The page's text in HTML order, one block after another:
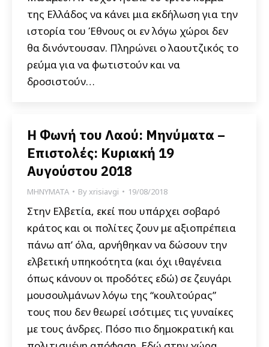
της Ελλάδος να κάνει μια εκδήλωση για την
ιστορία του Έθνους οι εν λόγω χώροι δεν
θα δινόντουσαν. Πληρώνει ο λαουτζικός το
ρεύμα για να φωτιστούν και να
δροσιστούν…
Η Φωνή του Λαού: Μηνύματα –
Επιστολές: Κυριακή 19
Αυγούστου 2018
ΜΗΝΥΜΑΤΑ Byxrisiavgi 19/08/2018
Στην Ελβετία, εκεί που υπάρχει σοβαρό
κράτος και οι πολίτες ζουν με αξιοπρέπεια
πάνω απ’ όλα, αρνήθηκαν να δώσουν την
ελβετική υπηκοότητα (και όχι ιθαγένεια
όπως κάνουν οι προδότες εδώ) σε ζευγάρι
μουσουλμάνων λόγω της “κουλτούρας”
τους που δεν θεωρεί ισότιμες τις γυναίκες
με τους άνδρες. Πόσο πιο δημοκρατική και